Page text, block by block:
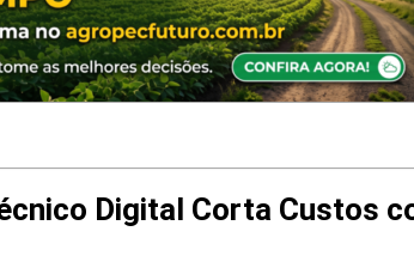
Digital Corta Custos